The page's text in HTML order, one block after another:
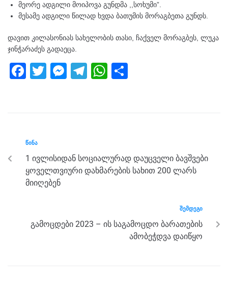
მეორე ადგილი მოიპოვა გუნდმა ,,სოხუმი”.
მესამე ადგილი წილად ხვდა ბათუმის მორაგბეთა გუნდს.
დავით კილასონიას სახელობის თასი, ჩაქველ მორაგბეს, ლუკა
ჯინჭარაძეს გადაეცა.
F
b
o
o
k
T
M
g
er
T
m
W
p
p
ᲬᲘᲜᲐ
1 ივლისიდან სოციალურად დაუცველი ბავშვები
ყოველთვიური დახმარების სახით 200 ლარს
მიიღებენ
ᲨᲔᲛᲓᲔᲒᲘ
გამოცდები 2023 – ის საგამოცდო ბარათების
ამობეჭდვა დაიწყო